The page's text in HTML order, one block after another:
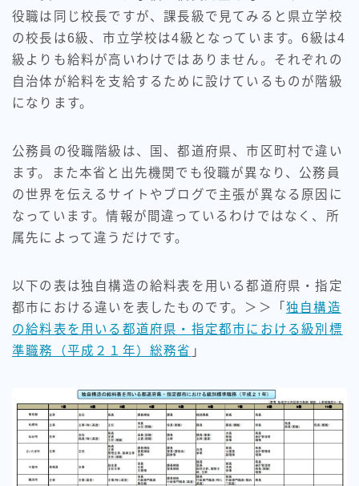
役職は同じ校長ですが、課長級で見てみると県立学校
の校長は6級、市立学校は4級となっています。6級は4
級よりも給料が高いわけではありません。それぞれの
自治体が給料を支給するために設けているものが階級
になります。
公務員の役職階級は、国、都道府県、市区町村で違い
ます。また本省と出先機関でも役職が異なり、公務員
の世界を伝えるサイトやブログで主張が異なる原因に
なっています。情報が間違っているわけではなく、所
属先によって違うだけです。
以下の表は独自構造の給料表を用いる都道府県・指定
都市における違いを表したものです。＞＞「 独自構造
の給料表を用いる都道府県・指定都市における級別標
準職務（平成２１年）総務省 」